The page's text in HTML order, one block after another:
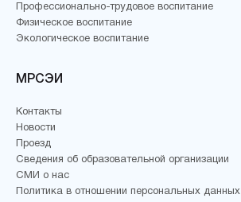
Профессионально-трудовое воспитание
Физическое воспитание
Экологическое воспитание
МРСЭИ
Контакты
Новости
Проезд
Сведения об образовательной организации
СМИ о нас
Политика в отношении персональных данных